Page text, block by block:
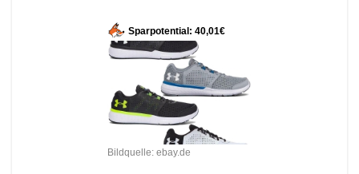
Sparpotential: 40,01€
Bildquelle: ebay.de